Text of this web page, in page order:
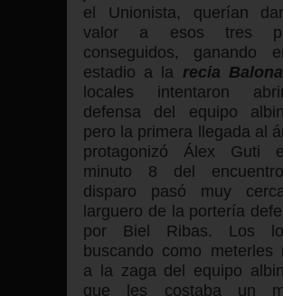
el Unionista, querían
valor a esos tres
conseguidos, ganando
estadio a la recia
locales intentaron
defensa del equipo
pero la primera llegada al
protagonizó Álex Guti
minuto 8 del
disparo pasó muy
larguero de la portería
por Biel Ribas. Los
buscando como meterles
a la zaga del equipo
que les costaba un